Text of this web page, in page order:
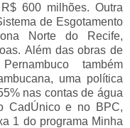
600 milhões. Outra
de Esgotamento
Norte do Recife,
Além das obras de
também
uma política
nas contas de água
CadÚnico e no BPC,
1 do programa Minha